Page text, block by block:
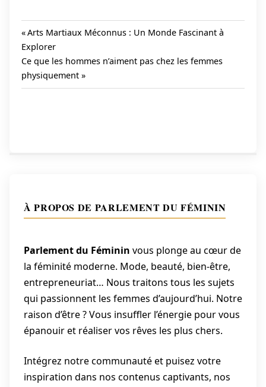
Navigation
de
l’article
Previous
Post:
Arts Martiaux Méconnus : Un Monde Fascinant à
Explorer
Next
Post:
Ce que les hommes n’aiment pas chez les femmes
physiquement
À PROPOS DE PARLEMENT DU FÉMININ
Parlement du Féminin vous plonge au cœur de
la féminité moderne. Mode, beauté, bien-être,
entrepreneuriat… Nous traitons tous les sujets
qui passionnent les femmes d’aujourd’hui. Notre
raison d’être ? Vous insuffler l’énergie pour vous
épanouir et réaliser vos rêves les plus chers.
Intégrez notre communauté et puisez votre
inspiration dans nos contenus captivants, nos